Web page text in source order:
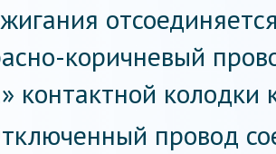
коричневый
контактной колодки
провод